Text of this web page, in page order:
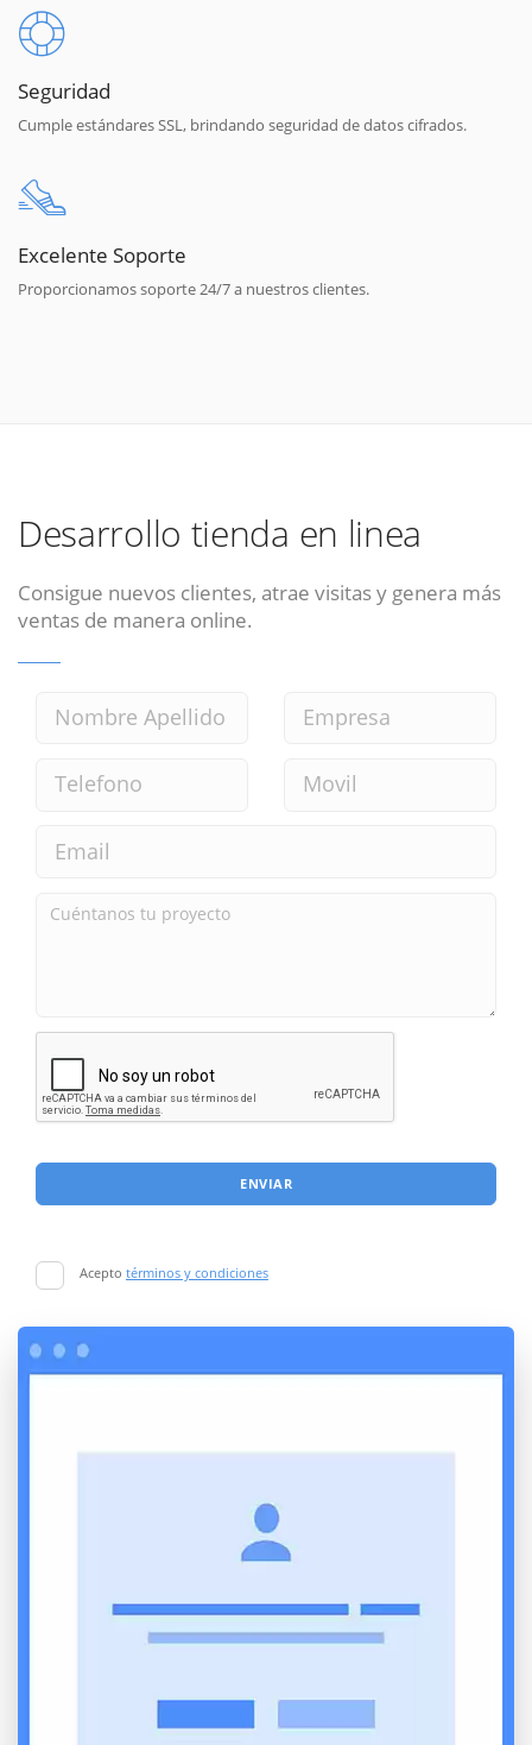
Seguridad
Cumple estándares SSL, brindando seguridad de datos cifrados.
Excelente Soporte
Proporcionamos soporte 24/7 a nuestros clientes.
Desarrollo tienda en linea
Consigue nuevos clientes, atrae visitas y genera más
ventas de manera online.
ENVIAR
Acepto términos y condiciones